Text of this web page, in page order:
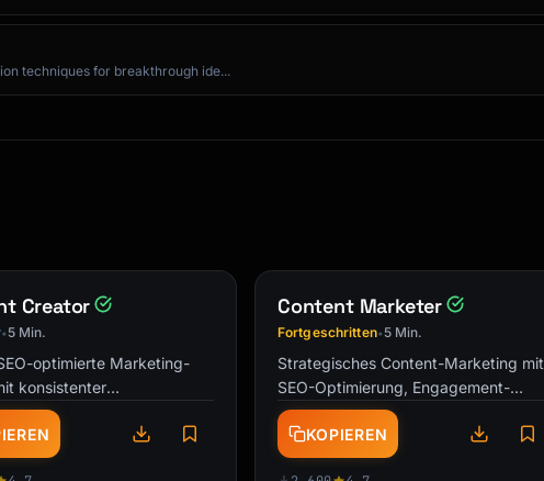
techniques for breakthrough ide...
Creator
• 5 Min.
optimierte Marketing-
konsistenter
Blogposts, Social
Multi-Channel-Content-
Content Marketer
Fortgeschritten• 5 Min.
Strategisches Content-Marketing mit
SEO-Optimierung, Engagement-
Taktiken und Multi-Channel-
Distribution für Wachstum.
KOPIEREN